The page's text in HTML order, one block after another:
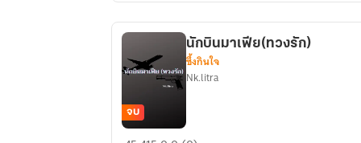
นักบิน
จบ
นักบินมาเฟีย(ทวงรัก)
ซึ้งกินใจ
Nk.litra